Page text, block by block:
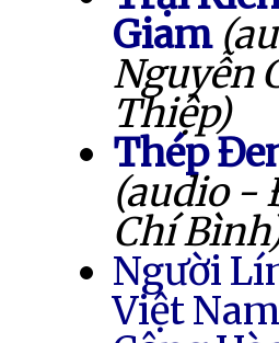
Giam
Nguyễn
Thiệp)
Thép
(audio -
Chí
Người
Việt Nam